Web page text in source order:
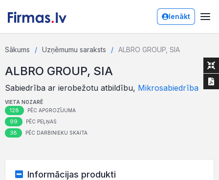
Ienākt
Sākums Uzņēmumu saraksts ALBRO GROUP, SIA
ALBRO GROUP, SIA
Sabiedrība ar ierobežotu atbildību, Mikrosabiedrība
VIETA NOZARĒ
128 PĒC APGROZĪJUMA
99 PĒC PEĻŅAS
38 PĒC DARBINIEKU SKAITA
Informācijas produkti